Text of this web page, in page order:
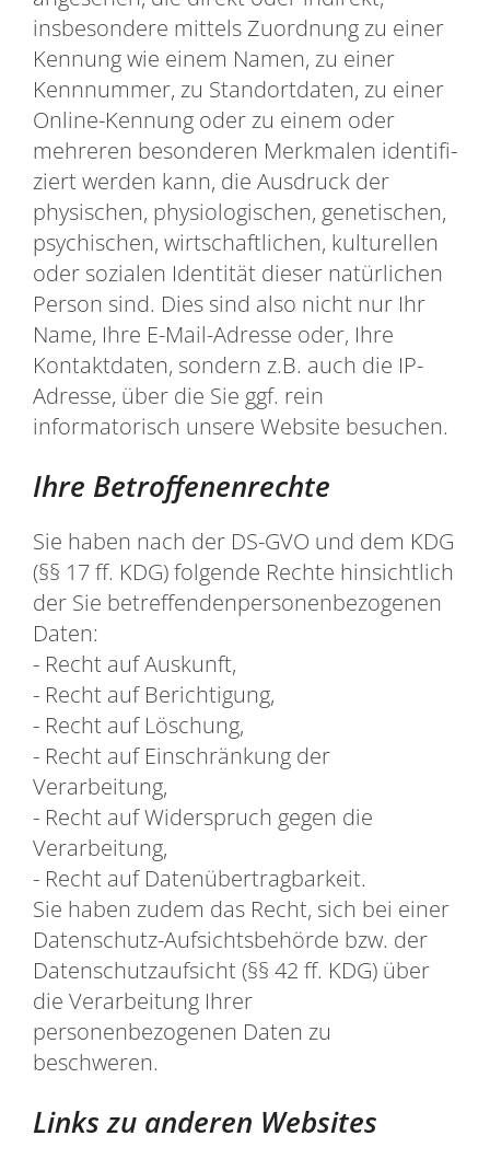
insbesondere mittels Zuordnung zu einer
Kennung wie einem Namen, zu einer
Kennnummer, zu Standortdaten, zu einer
Online-Kennung oder zu einem oder
mehreren besonderen Merkmalen identifi-
ziert werden kann, die Ausdruck der
physischen, physiologischen, genetischen,
psychischen, wirtschaftlichen, kulturellen
oder sozialen Identität dieser natürlichen
Person sind. Dies sind also nicht nur Ihr
Name, Ihre E-Mail-Adresse oder‚ Ihre
Kontaktdaten, sondern z.B. auch die IP-
Adresse, über die Sie ggf. rein
informatorisch unsere Website besuchen.
Ihre Betroffenenrechte
Sie haben nach der DS-GVO und dem KDG
(§§ 17 ff. KDG) folgende Rechte hinsichtlich
der Sie betreffendenpersonenbezogenen
Daten:
- Recht auf Auskunft,
- Recht auf Berichtigung,
- Recht auf Löschung,
- Recht auf Einschränkung der
Verarbeitung,
- Recht auf Widerspruch gegen die
Verarbeitung,
- Recht auf Datenübertragbarkeit.
Sie haben zudem das Recht, sich bei einer
Datenschutz-Aufsichtsbehörde bzw. der
Datenschutzaufsicht (§§ 42 ff. KDG) über
die Verarbeitung Ihrer
personenbezogenen Daten zu
beschweren.
Links zu anderen Websites